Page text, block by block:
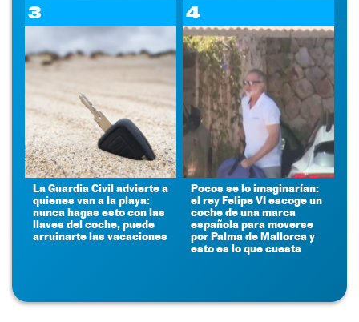
3
La Guardia Civil advierte a
quienes van a la playa:
nunca hagas esto con las
llaves del coche, puede
arruinarte las vacaciones
4
Pocos se lo imaginarían:
el rey Felipe VI escoge un
coche de una marca
española para moverse
por Palma de Mallorca y
esto es lo que cuesta